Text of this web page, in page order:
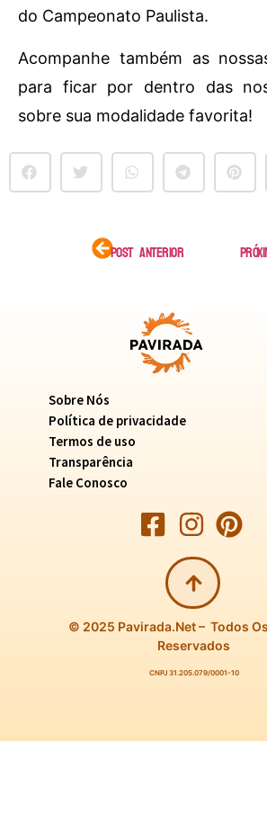
do Campeonato Paulista.
Acompanhe também as
para ficar por dentro das
sobre sua modalidade favorita!
POST ANTERIOR
Sobre Nós
Política de privacidade
Termos de uso
Transparência
Fale Conosco
© 2025 Pavirada.net – Todos
Reservados
CNPJ 31.205.079/0001-10